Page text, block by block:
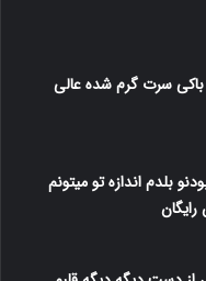
سرت گرم شده عالی
بلدم اندازه تو میتونم